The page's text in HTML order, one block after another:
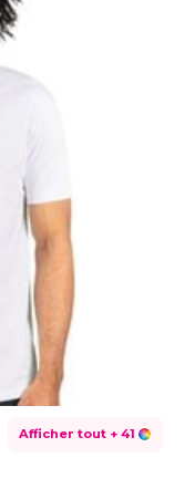
Afficher tout + 41